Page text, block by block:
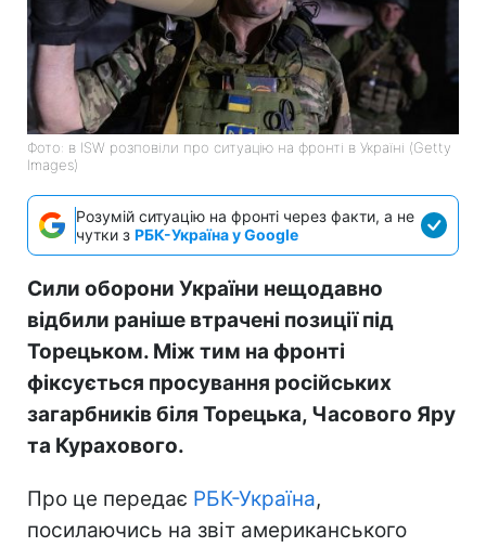
Фото: в ISW розповіли про ситуацію на фронті в Україні (Getty
Images)
Розумій ситуацію на фронті через факти, а не
чутки з РБК-Україна у Google
Сили оборони України нещодавно
відбили раніше втрачені позиції під
Торецьком. Між тим на фронті
фіксується просування російських
загарбників біля Торецька, Часового Яру
та Курахового.
Про це передає РБК-Україна,
посилаючись на звіт американського